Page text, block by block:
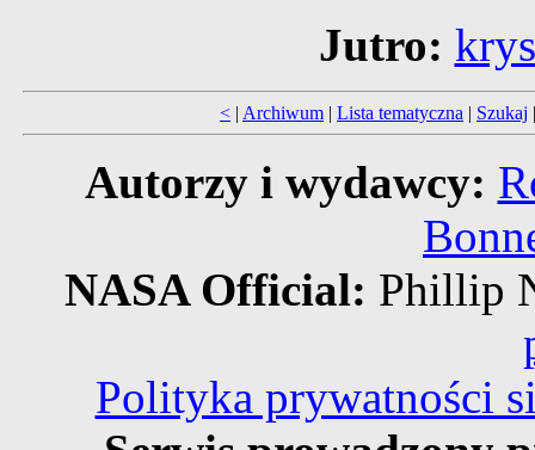
Jutro:
< | Archiwum | Lista tematyczna | Szukaj
Autorzy i wydawcy:
NASA Official: Phillip
Polityka prywatności